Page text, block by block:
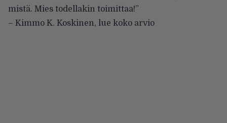
mistä. Mies todellakin toimittaa!”
– Kimmo K. Koskinen, lue koko arvio